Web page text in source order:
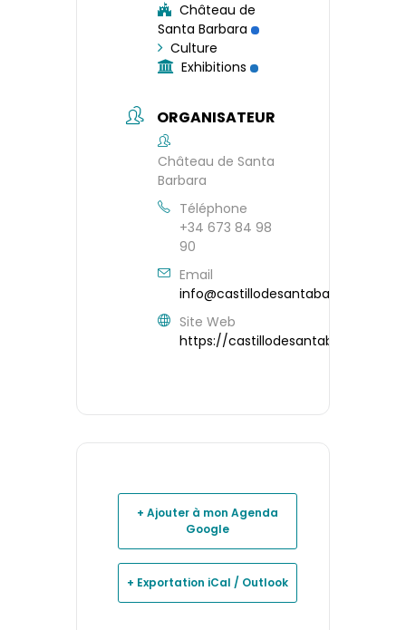
Château de
Santa Barbara
Culture
Exhibitions
ORGANISATEUR
Château de Santa
Barbara
Téléphone
+34 673 84 98
90
Email
info@castillodesantabarbara.com
Site Web
https://
+ Ajouter à mon Agenda
Google
+ Exportation iCal / Outlook